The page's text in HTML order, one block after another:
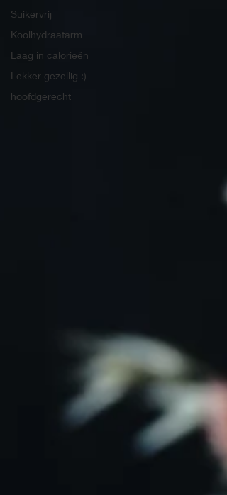
Suikervrij
Koolhydraatarm
Laag in calorieën
Lekker gezellig :)
hoofdgerecht